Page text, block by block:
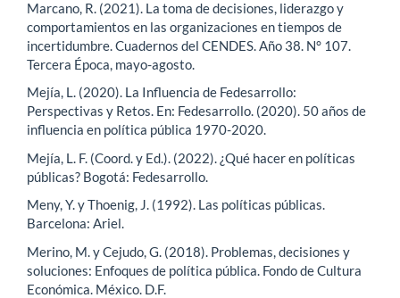
Marcano, R. (2021). La toma de decisiones, liderazgo y
comportamientos en las organizaciones en tiempos de
incertidumbre. Cuadernos del CENDES. Año 38. N° 107.
Tercera Época, mayo-agosto.
Mejía, L. (2020). La Influencia de Fedesarrollo:
Perspectivas y Retos. En: Fedesarrollo. (2020). 50 años de
influencia en política pública 1970-2020.
Mejía, L. F. (Coord. y Ed.). (2022). ¿Qué hacer en políticas
públicas? Bogotá: Fedesarrollo.
Meny, Y. y Thoenig, J. (1992). Las políticas públicas.
Barcelona: Ariel.
Merino, M. y Cejudo, G. (2018). Problemas, decisiones y
soluciones: Enfoques de política pública. Fondo de Cultura
Económica. México. D.F.